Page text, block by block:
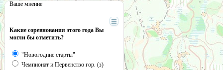
Ваше мнение
Какие соревнования этого года Вы
могли бы отметить?
"Новогодние старты"
Чемпионат и Первенство гор. (з)